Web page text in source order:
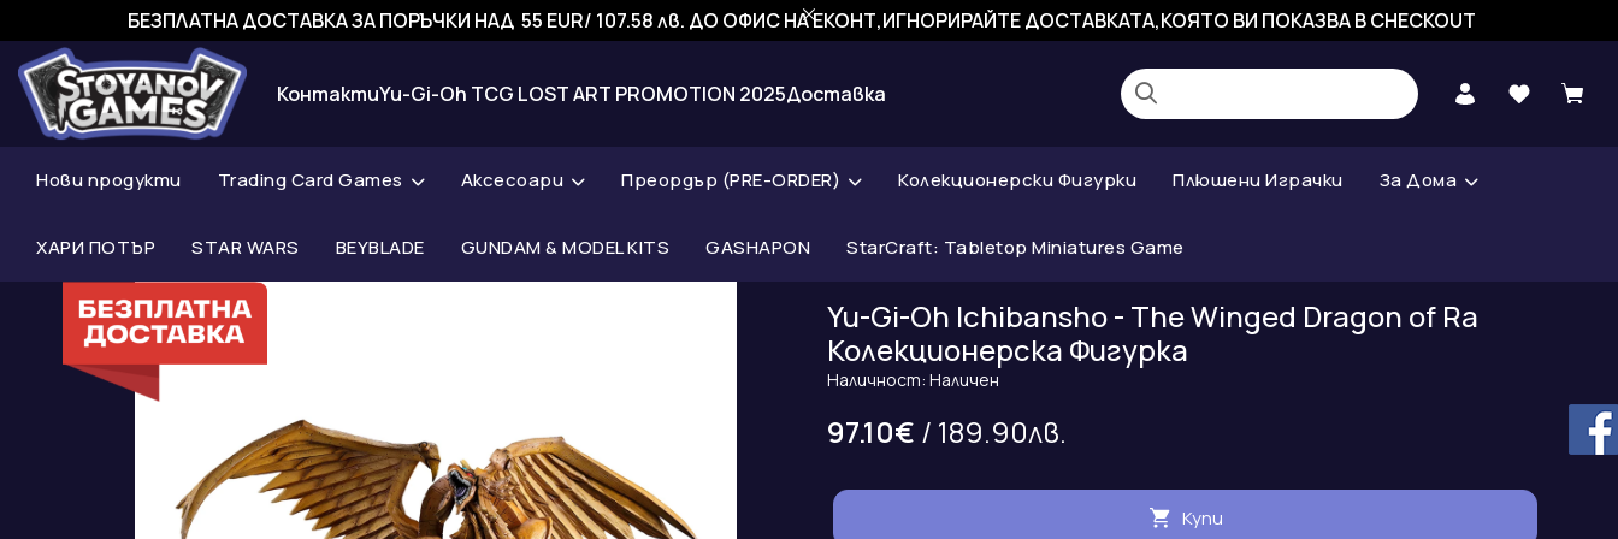
БЕЗПЛАТНА ДОСТАВКА ЗА ПОРЪЧКИ НАД 55 EUR/ 107.58 лв. ДО ОФИС НА ЕКОНТ,ИГНОРИРАЙТЕ ДОСТАВКАТА,КОЯТО ВИ ПОКАЗВА В CHECKOUT
КонтактиYu-Gi-Oh TCG LOST ART PROMOTION 2025Доставка
Нови продукти Trading Card Games Аксесоари Преордър (PRE-ORDER) Колекционерски Фигурки Плюшени Играчки За Дома
ХАРИ ПОТЪР STAR WARS BEYBLADE GUNDAM & MODEL KITS GASHAPON StarCraft: Tabletop Miniatures Game
Yu-Gi-Oh Ichibansho - The Winged Dragon of Ra
Колекционерска Фигурка
Наличност: Наличен
97.10€ / 189.90лв.
Купи